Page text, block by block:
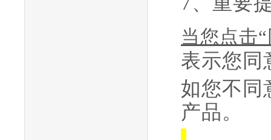
当您点击
表示您同
如您不同
产品。